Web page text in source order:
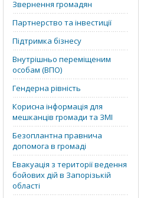
Звернення громадян
Партнерство та інвестиції
Підтримка бізнесу
Внутрішньо переміщеним
особам (ВПО)
Гендерна рівність
Корисна інформація для
мешканців громади та ЗМІ
Безоплантна правнича
допомога в громаді
Евакуація з території ведення
бойових дій в Запорізькій
області